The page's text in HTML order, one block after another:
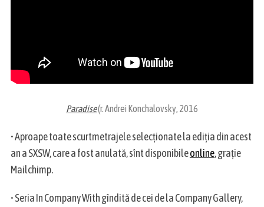
Paradise(r. Andrei Konchalovsky, 2016
• Aproape toate scurtmetrajele selecționate la ediția din acest
an a SXSW, care a fost anulată, sînt disponibileonline, grație
Mailchimp.
• Seria In Company With gîndită de cei de la Company Gallery,